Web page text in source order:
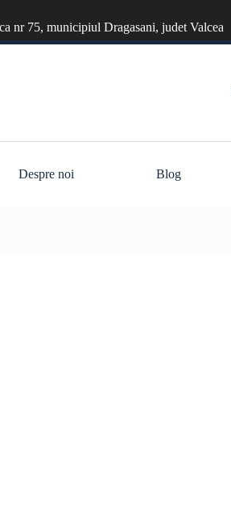
nr 75, municipiul Dragasani, judet Valcea
Despre noi Blog